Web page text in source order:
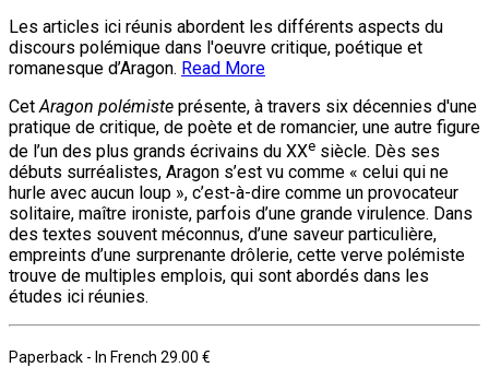
Les articles ici réunis abordent les différents aspects du
discours polémique dans l'oeuvre critique, poétique et
romanesque d’Aragon. Read More
Cet Aragon polémiste présente, à travers six décennies d'une
pratique de critique, de poète et de romancier, une autre figure
de l’un des plus grands écrivains du XXe siècle. Dès ses
débuts surréalistes, Aragon s’est vu comme « celui qui ne
hurle avec aucun loup », c’est-à-dire comme un provocateur
solitaire, maître ironiste, parfois d’une grande virulence. Dans
des textes souvent méconnus, d’une saveur particulière,
empreints d’une surprenante drôlerie, cette verve polémiste
trouve de multiples emplois, qui sont abordés dans les
études ici réunies.
Paperback - In French 29.00 €